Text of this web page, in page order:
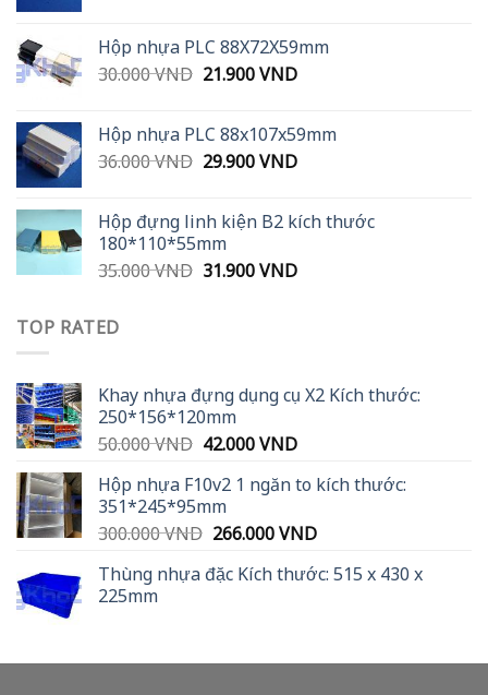
25.000 VND.18.500 VND.
Hộp nhựa PLC 88X72X59mm
30.000VND Original
30.000 VND.
21.900VNDCurrent
21.900 VND.
Hộp nhựa PLC 88x107x59mm
36.000VND Original
36.000 VND.
29.900VNDCurrent
29.900 VND.
Hộp đựng linh kiện B2 kích thước
180*110*55mm
35.000VND Original
31.900VNDCurrent
TOP RATED
Khay nhựa đựng dụng cụ X2 Kích thước:
250*156*120mm
50.000VND Original
was:
50.000 VND.
42.000VNDCurrent
is:
Hộp nhựa F10v2 1 ngăn to kích thước:
351*245*95mm
300.000VND Original
was:
266.000VNDCurrent
is:
Thùng nhựa đặc Kích thước: 515 x 430 x
225mm